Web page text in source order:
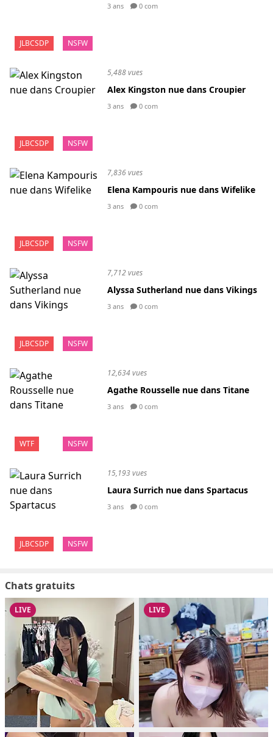
JLBCSDP NSFW
3 ans 0 com
JLBCSDP NSFW
5,488 vues
Alex Kingston nue dans Croupier
3 ans 0 com
JLBCSDP NSFW
7,836 vues
Elena Kampouris nue dans Wifelike
3 ans 0 com
JLBCSDP NSFW
7,712 vues
Alyssa Sutherland nue dans Vikings
3 ans 0 com
WTF NSFW
12,634 vues
Agathe Rousselle nue dans Titane
3 ans 0 com
JLBCSDP NSFW
15,193 vues
Laura Surrich nue dans Spartacus
3 ans 0 com
Chats gratuits